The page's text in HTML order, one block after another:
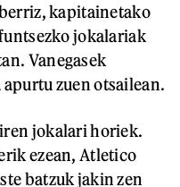
kapitainetako
jokalariak
Vanegasek
zuen otsailean.
jokalari horiek.
ezean, Atletico
batzuk jakin zen